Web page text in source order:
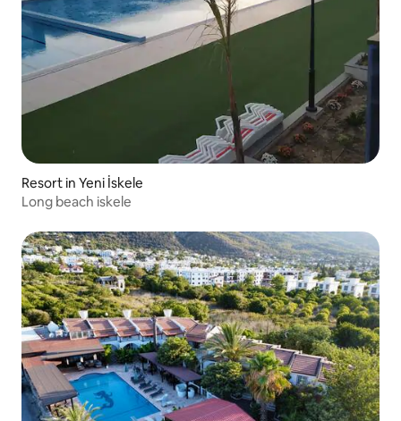
Resort in Yeni İskele
Long beach iskele